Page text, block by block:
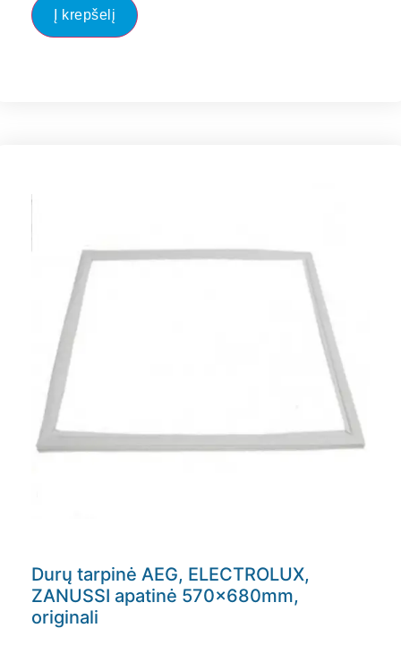
Į krepšelį
Durų tarpinė AEG, ELECTROLUX,
ZANUSSI apatinė 570x680mm,
originali